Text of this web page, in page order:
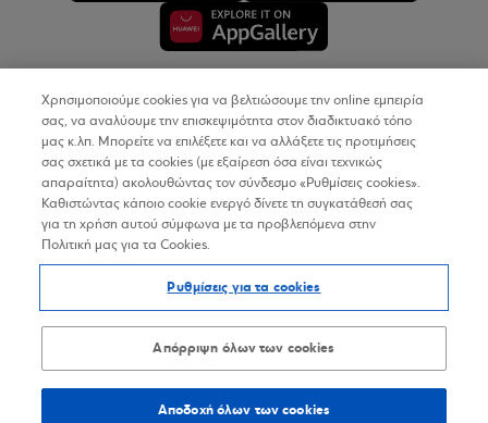
Copyright © 2026
Όροι Χρήσης
Προσωπικά Δεδομένα στον Διαδικτυακό Τόπο
Δήλωση Προσβασιμότητας
Sitemap
Χρησιμοποιούμε cookies για να βελτιώσουμε την online εμπειρία
σας, να αναλύουμε την επισκεψιμότητα στον διαδικτυακό τόπο
μας κ.λπ. Μπορείτε να επιλέξετε και να αλλάξετε τις προτιμήσεις
σας σχετικά με τα cookies (με εξαίρεση όσα είναι τεχνικώς
απαραίτητα) ακολουθώντας τον σύνδεσμο «Ρυθμίσεις cookies».
Καθιστώντας κάποιο cookie ενεργό δίνετε τη συγκατάθεσή σας
για τη χρήση αυτού σύμφωνα με τα προβλεπόμενα στην
Πολιτική μας για τα Cookies.
Ρυθμίσεις για τα cookies
Απόρριψη όλων των cookies
Αποδοχή όλων των cookies